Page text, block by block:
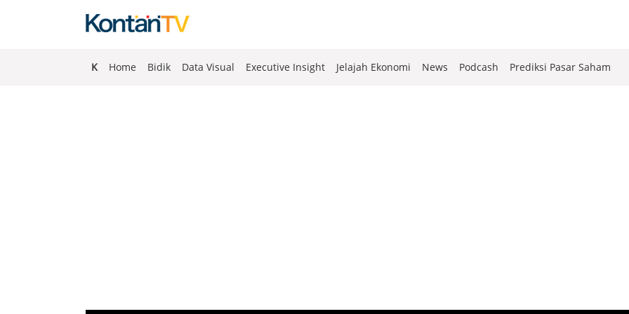
K Home Bidik Data Visual Executive Insight Jelajah Ekonomi News Podcash Prediksi Pasar Saham